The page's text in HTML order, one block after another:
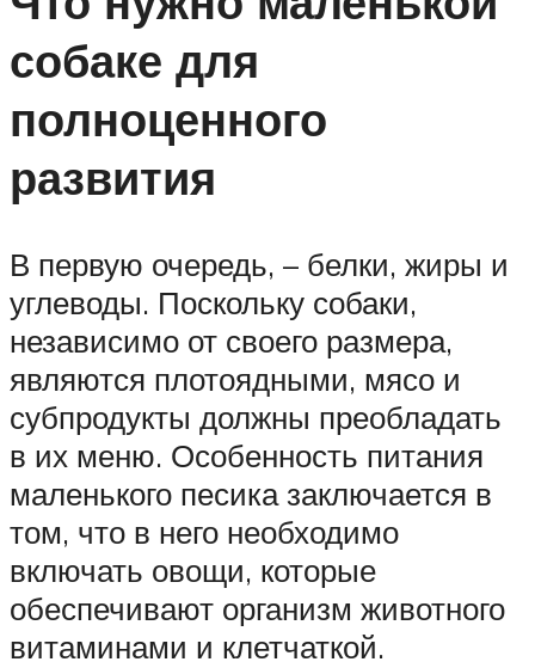
собаке для
полноценного
развития
В первую очередь, – белки, жиры и
углеводы. Поскольку собаки,
независимо от своего размера,
являются плотоядными, мясо и
субпродукты должны преобладать
в их меню. Особенность питания
маленького песика заключается в
том, что в него необходимо
включать овощи, которые
обеспечивают организм животного
витаминами и клетчаткой.